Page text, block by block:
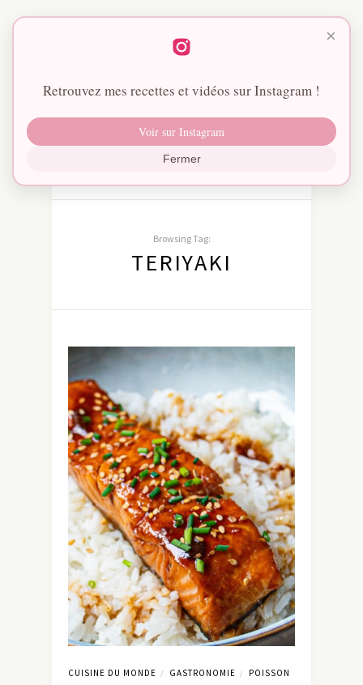
Browsing Tag:
TERIYAKI
CUISINE DU MONDE / GASTRONOMIE / POISSON
×
Retrouvez mes recettes et vidéos sur Instagram !
Voir sur Instagram
Fermer